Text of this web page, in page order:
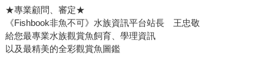
★專業顧問、審定★
《Fishbook非魚不可》水族資訊平台站長 王忠敬
給您最專業水族觀賞魚飼育、學理資訊
以及最精美的全彩觀賞魚圖鑑